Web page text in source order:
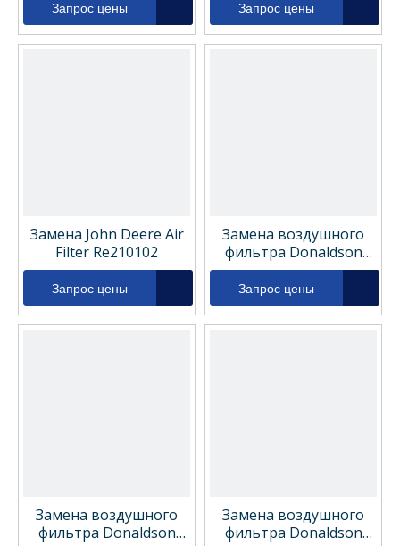
Запрос цены Запрос цены
Замена John Deere Air
Filter Re210102
Запрос цены
Замена воздушного
фильтра Donaldson
P822686
Запрос цены
Замена воздушного
фильтра Donaldson
Замена воздушного
фильтра Donaldson